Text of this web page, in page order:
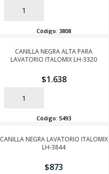
AÑADIR
Código: 3808
CANILLA NEGRA ALTA PARA
LAVATORIO ITALOMIX LH-3320
$1.638
AÑADIR
Código: 5493
CANILLA NEGRA LAVATORIO ITALOMIX
LH-3844
$873